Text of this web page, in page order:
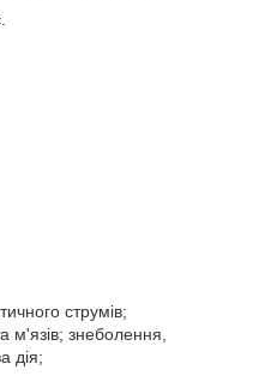
струмів;
м'язів; знеболення,
дія;